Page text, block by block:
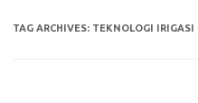
TAG ARCHIVES: TEKNOLOGI IRIGASI